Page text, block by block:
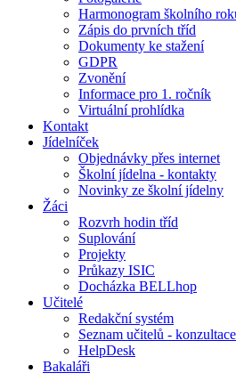
Harmonogram školního
Zápis do prvních tříd
Dokumenty ke stažení
GDPR
Zvonění
Informace pro 1. ročník
Virtuální prohlídka
Kontakt
Jídelníček
Objednávky přes internet
Školní jídelna - kontakty
Novinky ze školní jídelny
Žáci
Rozvrh hodin tříd
Suplování
Projekty
Průkazy ISIC
Docházka BELLhop
Učitelé
Redakční systém
Seznam učitelů - konzultace
HelpDesk
Bakaláři